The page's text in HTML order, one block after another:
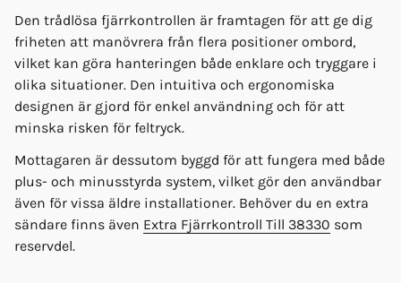
Den trådlösa fjärrkontrollen är framtagen för att ge dig
friheten att manövrera från flera positioner ombord,
vilket kan göra hanteringen både enklare och tryggare i
olika situationer. Den intuitiva och ergonomiska
designen är gjord för enkel användning och för att
minska risken för feltryck.
Mottagaren är dessutom byggd för att fungera med både
plus- och minusstyrda system, vilket gör den användbar
även för vissa äldre installationer. Behöver du en extra
sändare finns även Extra Fjärrkontroll Till 38330 som
reservdel.